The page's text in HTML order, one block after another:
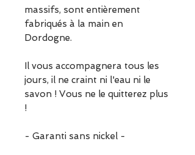
massifs, sont entièrement
fabriqués à la main en
Dordogne.
Il vous accompagnera tous les
jours, il ne craint ni l'eau ni le
savon ! Vous ne le quitterez plus
!
- Garanti sans nickel -